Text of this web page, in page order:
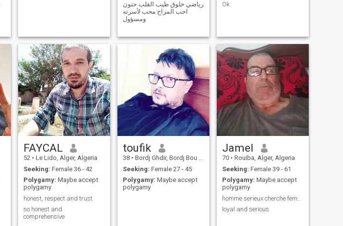
رياضي خلوق طيب القلب حنون
احب المزاح محب لأسرته
ومسؤول
Ok
FAYCAL
52 • Le Lido, Alger, Algeria
Seeking: Female 36 - 42
Polygamy: Maybe accept
polygamy
honest, respect and trust
so honest and
comprehensive
toufik
38 • Bordj Ghdir, Bordj Bou Arréridj, Algeria
Seeking: Female 27 - 45
Polygamy: Maybe accept
polygamy
Jamel
70 • Rouiba, Alger, Algeria
Seeking: Female 39 - 61
Polygamy: Maybe accept
polygamy
loyal and serious